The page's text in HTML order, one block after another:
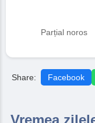
Parțial noros
Share: Facebook
Vremea